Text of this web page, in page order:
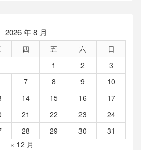
2026 年 8 月
四 五 六
日
1
2
3
7 8 9
10
14 15 16
17
21 22 23
24
28 29 30
31
« 12 月